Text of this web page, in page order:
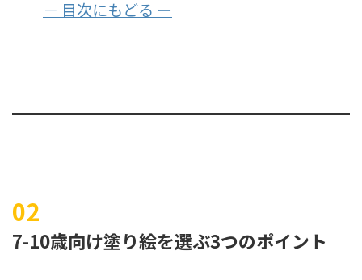
－ 目次にもどる ー
7-10歳向け塗り絵を選ぶ3つのポイント